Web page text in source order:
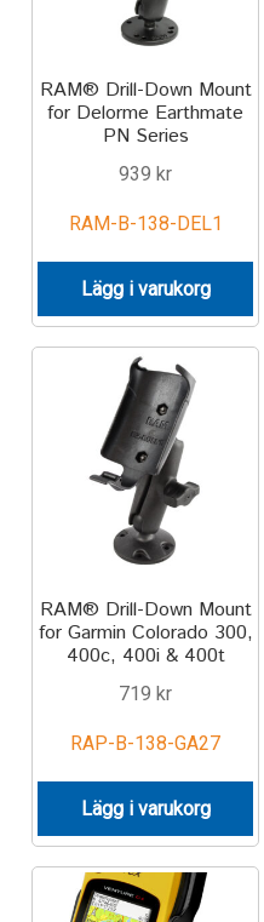
Dirt Bike
Forklift
Kayak
Lift Truck
FORDONSTYP
Motorcycle
Off-road Vehicle
Power Boat
Scooter
Vehicle Type
Stand-Up Paddleboard
Wheelchair
RAM® Drill-Down Mount
for Delorme Earthmate
PN Series
939 kr
RAM-B-138-DEL1
Lägg i varukorg
RAM® Drill-Down Mount
for Garmin Colorado 300,
400c, 400i & 400t
719 kr
RAP-B-138-GA27
Lägg i varukorg